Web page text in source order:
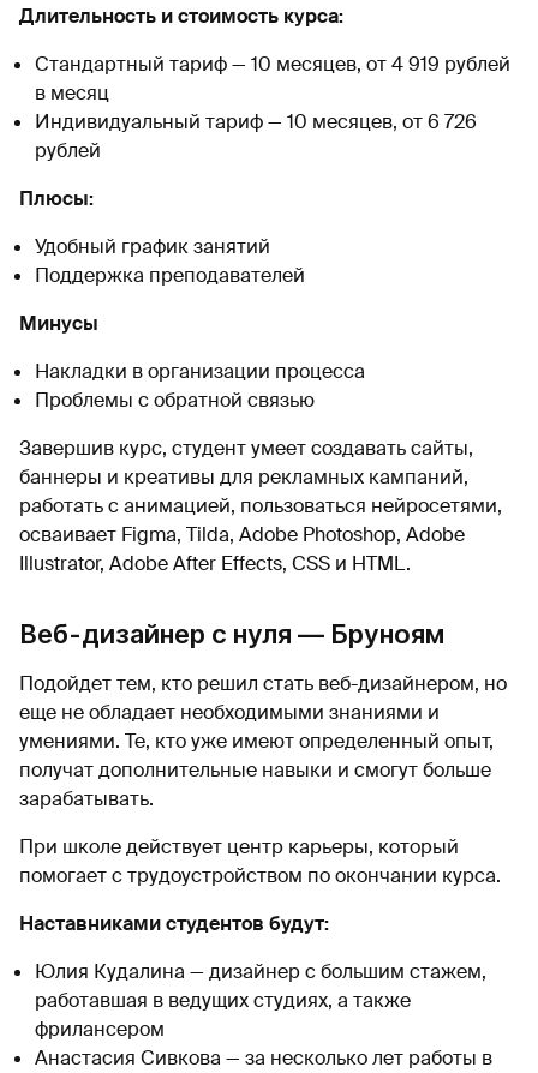
Длительность и стоимость курса:
Стандартный тариф — 10 месяцев, от 4 919 рублей
в месяц
Индивидуальный тариф — 10 месяцев, от 6 726
рублей
Плюсы:
Удобный график занятий
Поддержка преподавателей
Минусы
Накладки в организации процесса
Проблемы с обратной связью
Завершив курс, студент умеет создавать сайты,
баннеры и креативы для рекламных кампаний,
работать с анимацией, пользоваться нейросетями,
осваивает Figma, Tilda, Adobe Photoshop, Adobe
Illustrator, Adobe After Effects, CSS и HTML.
Веб-дизайнер с нуля — Бруноям
Подойдет тем, кто решил стать веб-дизайнером, но
еще не обладает необходимыми знаниями и
умениями. Те, кто уже имеют определенный опыт,
получат дополнительные навыки и смогут больше
зарабатывать.
При школе действует центр карьеры, который
помогает с трудоустройством по окончании курса.
Наставниками студентов будут:
Юлия Кудалина — дизайнер с большим стажем,
работавшая в ведущих студиях, а также
фрилансером
Анастасия Сивкова — за несколько лет работы в